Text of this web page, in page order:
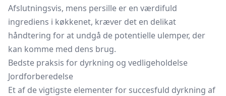
Afslutningsvis, mens persille er en værdifuld
ingrediens i køkkenet, kræver det en delikat
håndtering for at undgå de potentielle ulemper, der
kan komme med dens brug.
Bedste praksis for dyrkning og vedligeholdelse
Jordforberedelse
Et af de vigtigste elementer for succesfuld dyrkning af